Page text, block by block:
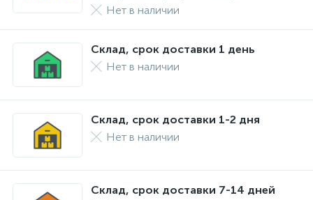
Нет в наличии
Склад, срок доставки 1 день
Нет в наличии
Склад, срок доставки 1-2 дня
Нет в наличии
Склад, срок доставки 7-14 дней